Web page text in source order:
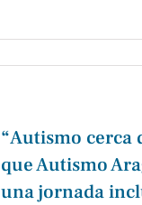
“Autismo cerca
que Autismo
una jornada